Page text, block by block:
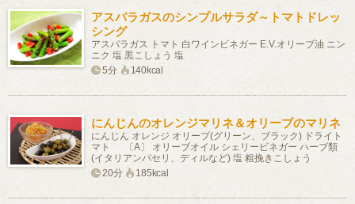
アスパラガスのシンプルサラダ～トマトドレッ
シング
アスパラガス トマト 白ワインビネガー E.V.オリーブ油 ニン
ニク 塩 黒こしょう 塩
5分
140kcal
にんじんのオレンジマリネ＆オリーブのマリネ
にんじん オレンジ オリーブ(グリーン、ブラック) ドライト
マト 〔A〕 オリーブオイル シェリービネガー ハーブ類
(イタリアンパセリ、ディルなど) 塩 粗挽きこしょう
20分
185kcal